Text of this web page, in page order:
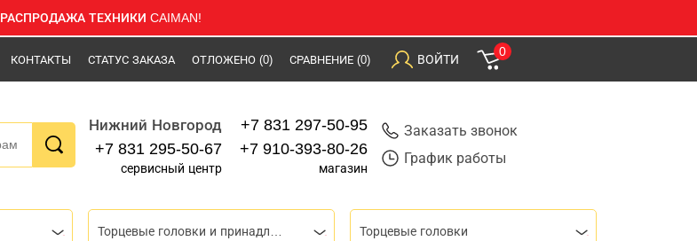
РАСПРОДАЖА ТЕХНИКИ CAIMAN!
КОНТАКТЫ СТАТУС ЗАКАЗА ОТЛОЖЕНО (0) СРАВНЕНИЕ (0) ВОЙТИ
0
Нижний Новгород
+7 831 295-50-67
сервисный центр
+7 831 297-50-95
+7 910-393-80-26
магазин
Заказать звонок
График работы
Торцевые головки